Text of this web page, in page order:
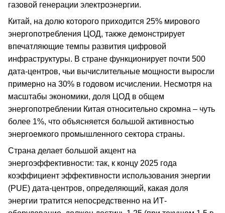
газовой генерации электроэнергии.
Китай, на долю которого приходится 25% мирового
энергопотребления ЦОД, также демонстрирует
впечатляющие темпы развития цифровой
инфраструктуры. В стране функционирует почти 500
дата-центров, чьи вычислительные мощности выросли
примерно на 30% в годовом исчислении. Несмотря на
масштабы экономики, доля ЦОД в общем
энергопотреблении Китая относительно скромна – чуть
более 1%, что объясняется большой активностью
энергоемкого промышленного сектора страны.
Страна делает большой акцент на
энергоэффективности: так, к концу 2025 года
коэффициент эффективности использования энергии
(PUE) дата-центров, определяющий, какая доля
энергии тратится непосредственно на ИТ-